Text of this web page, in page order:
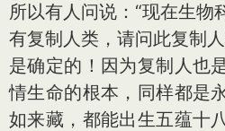
所以有人问说：“现在生物
有复制人类，请问此复制
是确定的！因为复制人也
情生命的根本，同样都是
如来藏，都能出生五蕴十